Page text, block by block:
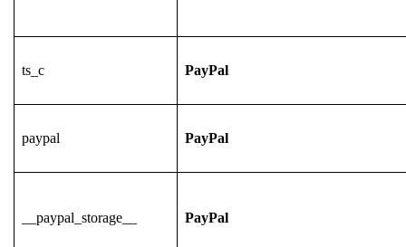
ts_c PayPal
paypal PayPal
__paypal_storage__ PayPal